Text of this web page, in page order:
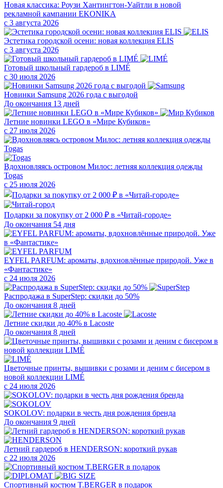
Новая классика: Роузи Хантингтон-Уайтли в новой
рекламной кампании EKONIKA
с 3 августа 2026
Эстетика городской осени: новая коллекция ELIS
с 3 августа 2026
Готовый школьный гардероб в LIMÉ
с 30 июля 2026
Новинки Samsung 2026 года с выгодой
До окончания 13 дней
Летние новинки LEGO в «Мире Кубиков»
с 27 июля 2026
Вдохновляясь островом Милос: летняя коллекция одежды
Togas
с 25 июля 2026
Подарки за покупку от 2 000 ₽ в «Читай-городе»
До окончания 54 дня
EYFEL PARFUM: ароматы, вдохновлённые природой. Уже в
«Фантастике»
с 24 июля 2026
Распродажа в SuperStep: скидки до 50%
До окончания 8 дней
Летние скидки до 40% в Lacoste
До окончания 8 дней
Цветочные принты, вышивки с розами и деним с бисером в
новой коллекции LIMÉ
с 24 июля 2026
SOKOLOV: подарки в честь дня рождения бренда
До окончания 9 дней
Летний гардероб в HENDERSON: короткий рукав
с 22 июля 2026
Cпортивный костюм T.BERGER в подарок